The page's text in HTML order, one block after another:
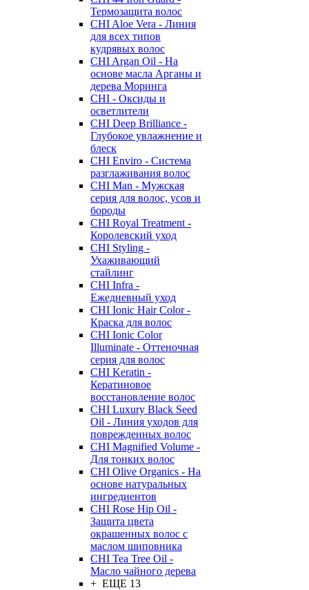
Термозащита волос
CHI Aloe Vera - Линия
для всех типов
кудрявых волос
CHI Argan Oil - На
основе масла Арганы и
дерева Моринга
CHI - Оксиды и
осветлители
CHI Deep Brilliance -
Глубокое увлажнение и
блеск
CHI Enviro - Система
разглаживания волос
CHI Man - Мужская
серия для волос, усов и
бороды
CHI Royal Treatment -
Королевский уход
CHI Styling -
Ухаживающий
стайлинг
CHI Infra -
Ежедневный уход
CHI Ionic Hair Color -
Краска для волос
CHI Ionic Color
Illuminate - Оттеночная
серия для волос
CHI Keratin -
Кератиновое
восстановление волос
CHI Luxury Black Seed
Oil - Линия уходов для
поврежденных волос
CHI Magnified Volume -
Для тонких волос
CHI Olive Organics - На
основе натуральных
ингредиентов
CHI Rose Hip Oil -
Защита цвета
окрашенных волос с
маслом шиповника
CHI Tea Tree Oil -
Масло чайного дерева
+ ЕЩЕ 13